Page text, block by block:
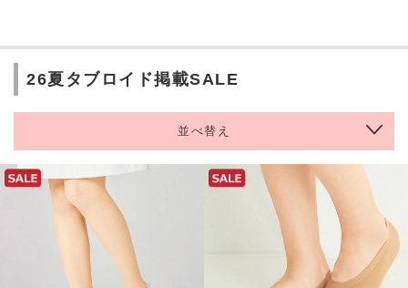
26夏タブロイド掲載SALE
並べ替え